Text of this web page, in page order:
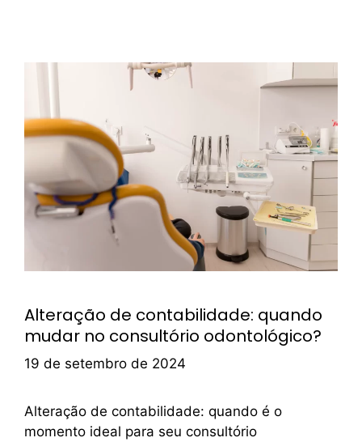
Alteração de contabilidade: quando
mudar no consultório odontológico?
19 de setembro de 2024
Alteração de contabilidade: quando é o
momento ideal para seu consultório